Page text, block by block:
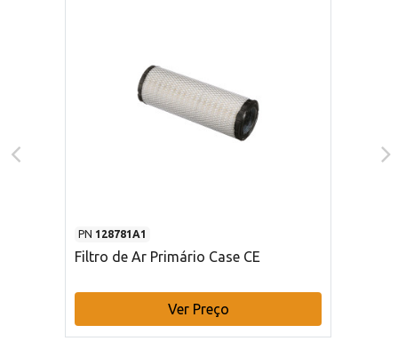
PN 128781A1
Filtro de Ar Primário Case CE
Ver Preço